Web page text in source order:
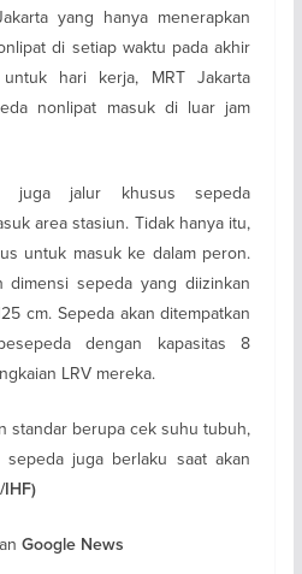
yang hanya menerapkan
di setiap waktu pada akhir
untuk hari kerja, MRT Jakarta
nonlipat masuk di luar jam
juga jalur khusus sepeda
area stasiun. Tidak hanya itu,
untuk masuk ke dalam peron.
dimensi sepeda yang diizinkan
cm. Sepeda akan ditempatkan
dengan kapasitas 8
LRV mereka.
standar berupa cek suhu tubuh,
juga berlaku saat akan
IHF)
Google News